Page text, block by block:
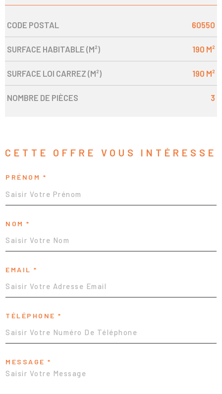
Caractérisque
CODE POSTAL 60550
SURFACE HABITABLE (M²) 190 M²
SURFACE LOI CARREZ (M²) 190 M²
NOMBRE DE PIÈCES 3
CETTE OFFRE VOUS INTÉRESSE
PRÉNOM *
NOM *
EMAIL *
TÉLÉPHONE *
MESSAGE *